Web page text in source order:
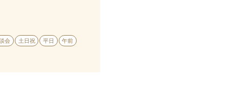
会 土日祝 平日 午前